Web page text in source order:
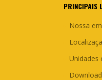
PRINCIPAIS
Nossa
Unidades